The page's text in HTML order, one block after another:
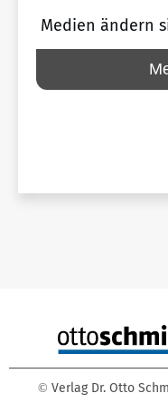
Medien ändern
© Verlag Dr. Otto